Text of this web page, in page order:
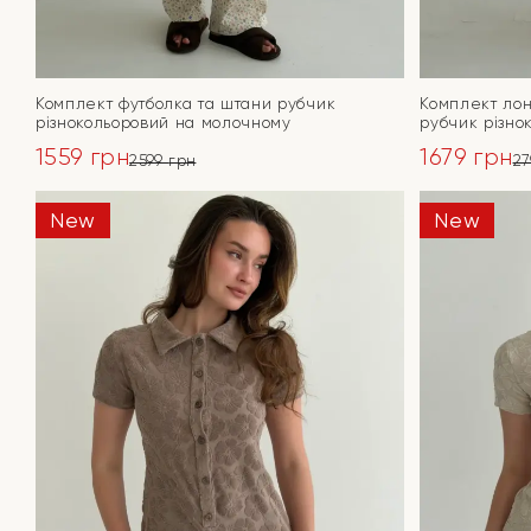
Комплект футболка та штани рубчик
різнокольоровий на молочному
2599грн
Оригінальна
ціна:
2599 грн.
1559 грн
Поточна
ціна:
1559 грн.
ПЕРЕЙТИ
Комплект
рубчик
ціна:
2799 грн.
1679 грн
Поточна
ціна:
1679 грн.
New
New